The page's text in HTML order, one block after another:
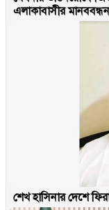
এলাকাবাসীর মানববন্ধন
শেখ হাসিনার দেশে